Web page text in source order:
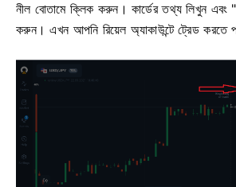
নীল বোতামে ক্লিক করুন।কার্ডের তথ্য লিখুন এবং
করুন।এখন আপনি রিয়েল অ্যাকাউন্টে ট্রেড করতে